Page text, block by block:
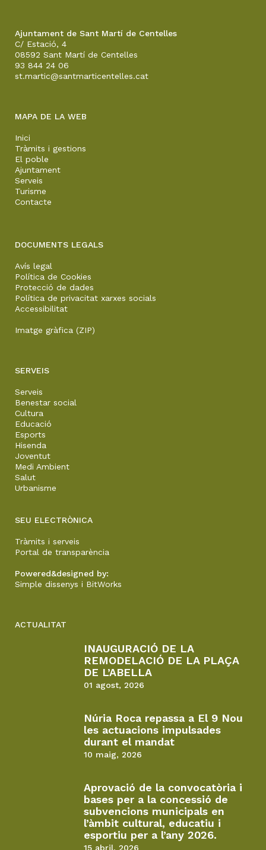
Ajuntament de Sant Martí de Centelles
C/ Estació, 4
08592 Sant Martí de Centelles
93 844 24 06
st.martic@santmarticentelles.cat
MAPA DE LA WEB
Inici
Tràmits i gestions
El poble
Ajuntament
Serveis
Turisme
Contacte
DOCUMENTS LEGALS
Avís legal
Política de Cookies
Protecció de dades
Política de privacitat xarxes socials
Accessibilitat
Imatge gràfica (ZIP)
SERVEIS
Serveis
Benestar social
Cultura
Educació
Esports
Hisenda
Joventut
Medi Ambient
Salut
Urbanisme
SEU ELECTRÒNICA
Tràmits i serveis
Portal de transparència
Powered&designed by:
Simple dissenys i BitWorks
ACTUALITAT
INAUGURACIÓ DE LA
REMODELACIÓ DE LA PLAÇA
DE L’ABELLA
01 agost, 2026
Núria Roca repassa a El 9 Nou
les actuacions impulsades
durant el mandat
10 maig, 2026
Aprovació de la convocatòria i
bases per a la concessió de
subvencions municipals en
l’àmbit cultural, educatiu i
esportiu per a l’any 2026.
15 abril, 2026